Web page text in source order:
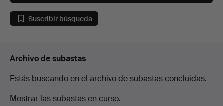
Suscribir búsqueda
Archivo de subastas
Estás buscando en el archivo de subastas concluidas.
Mostrar las subastas en curso.